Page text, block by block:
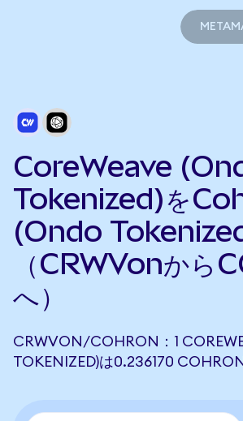
CoreWeave
Tokenized)を
(Ondo
（CRWVonから
へ）
CRWVON/COHRON：1
TOKENIZED)は0.236170